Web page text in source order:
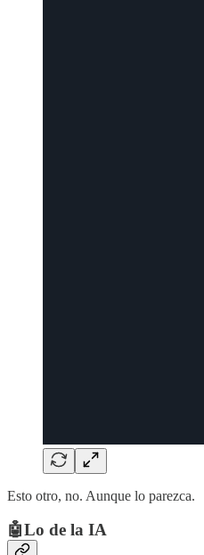
Esto otro, no. Aunque lo parezca.
🤖Lo de la IA